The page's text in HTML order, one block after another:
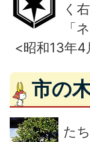
く
「
<昭和13年4
市の
た